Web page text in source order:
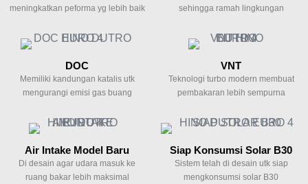
meningkatkan peforma yg lebih baik
sehingga ramah lingkungan
DOC
Memiliki kandungan katalis utk
mengurangi emisi gas buang
VNT
Teknologi turbo modern membuat
pembakaran lebih sempurna
Air Intake Model Baru
Di desain agar udara masuk ke
ruang bakar lebih maksimal
Siap Konsumsi Solar B30
Sistem telah di desain utk siap
mengkonsumsi solar B30